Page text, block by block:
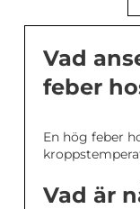
Vad
feber
En hög feber
Vad är